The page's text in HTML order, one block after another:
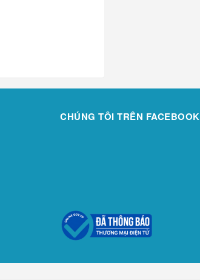
CHÚNG TÔI TRÊN FACEBOOK